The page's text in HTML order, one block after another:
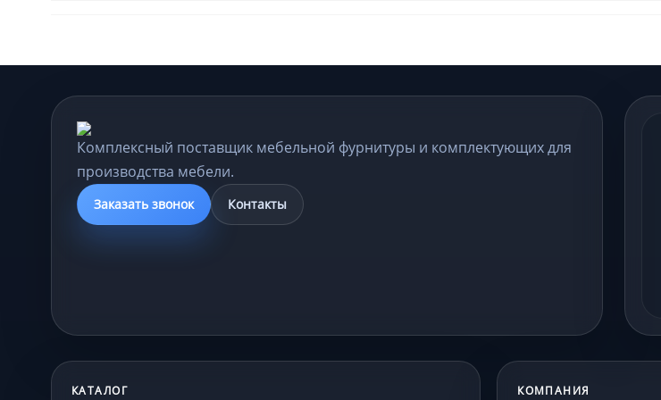
Комплексный поставщик мебельной фурнитуры и комплектующих для
производства мебели.
Заказать звонок Контакты
КАТАЛОГ КОМПАНИЯ